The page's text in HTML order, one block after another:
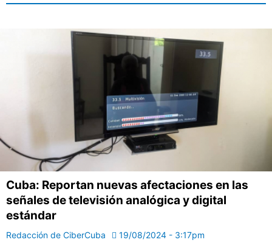
Cuba: Reportan nuevas afectaciones en las
señales de televisión analógica y digital
estándar
Redacción de CiberCuba 19/08/2024 - 3:17pm